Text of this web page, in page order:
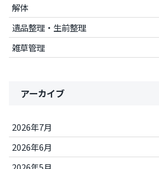
解体
遺品整理・生前整理
雑草管理
アーカイブ
2026年7月
2026年6月